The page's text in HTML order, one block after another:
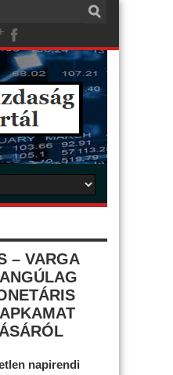
– VARGA
napirendi